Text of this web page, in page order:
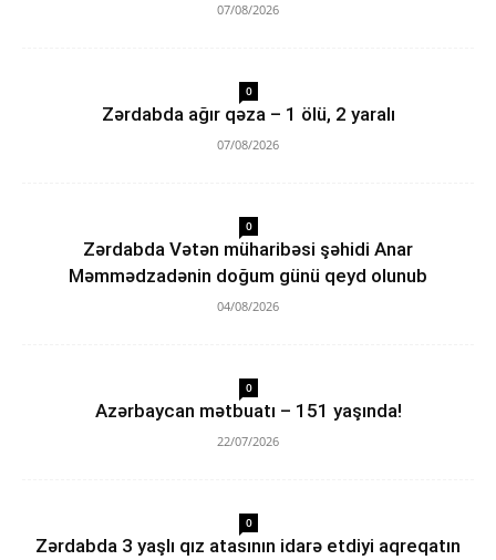
07/08/2026
0
Zərdabda ağır qəza – 1 ölü, 2 yaralı
07/08/2026
0
Zərdabda Vətən müharibəsi şəhidi Anar
Məmmədzadənin doğum günü qeyd olunub
04/08/2026
0
Azərbaycan mətbuatı – 151 yaşında!
22/07/2026
0
Zərdabda 3 yaşlı qız atasının idarə etdiyi aqreqatın